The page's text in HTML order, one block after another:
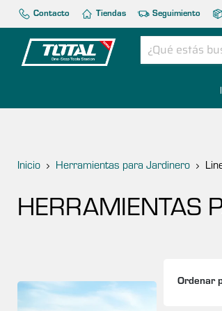
Contacto Tiendas Seguimiento
Inicio Herramientas para Jardinero
HERRAMIENTAS
Ordenar